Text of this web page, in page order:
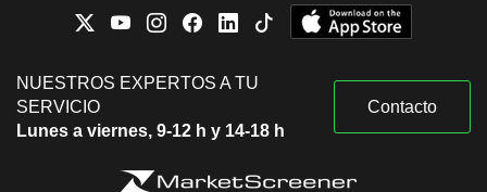
NUESTROS EXPERTOS A TU
SERVICIO
Lunes a viernes, 9-12 h y 14-18 h
Contacto